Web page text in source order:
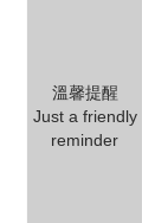
溫馨提醒
Just a friendly
reminder